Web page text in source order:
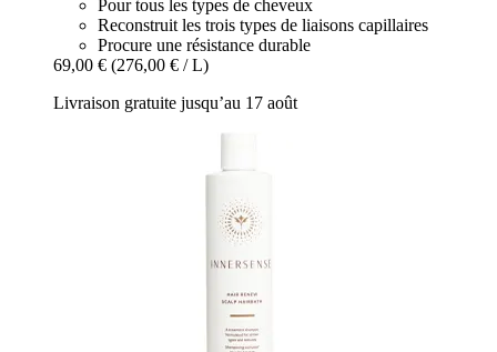
Pour tous les types de cheveux
Reconstruit les trois types de liaisons capillaires
Procure une résistance durable
69,00 € (276,00 € / L)
Livraison gratuite jusqu’au 17 août